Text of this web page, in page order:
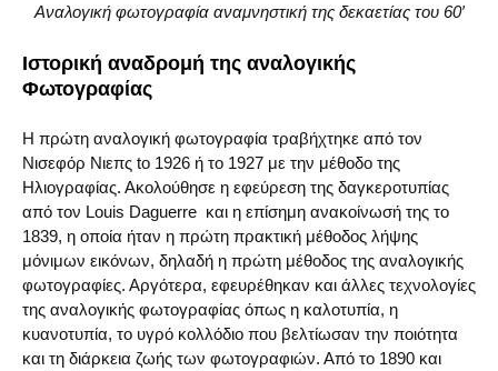
Αναλογική φωτογραφία αναμνηστική της δεκαετίας του 60′
Ιστορική αναδρομή της αναλογικής
Φωτογραφίας
Η πρώτη αναλογική φωτογραφία τραβήχτηκε από τον
Νισεφόρ Νιεπς to 1926 ή το 1927 με την μέθοδο της
Ηλιογραφίας. Ακολούθησε η εφεύρεση της δαγκεροτυπίας
από τον Louis Daguerre και η επίσημη ανακοίνωσή της το
1839, η οποία ήταν η πρώτη πρακτική μέθοδος λήψης
μόνιμων εικόνων, δηλαδή η πρώτη μέθοδος της αναλογικής
φωτογραφίες. Αργότερα, εφευρέθηκαν και άλλες τεχνολογίες
της αναλογικής φωτογραφίας όπως η καλοτυπία, η
κυανοτυπία, το υγρό κολλόδιο που βελτίωσαν την ποιότητα
και τη διάρκεια ζωής των φωτογραφιών. Από το 1890 και